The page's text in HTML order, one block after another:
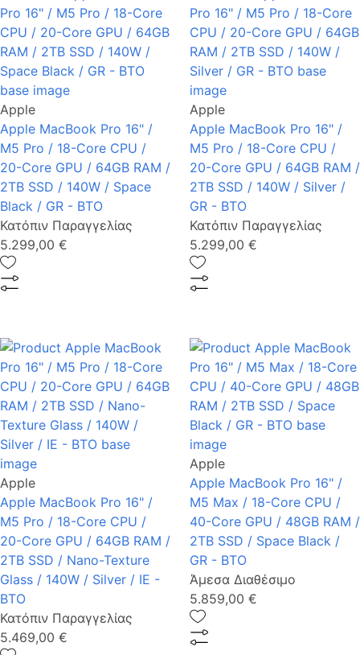
Apple
Apple MacBook Pro 16" /
M5 Pro / 18-Core CPU /
20-Core GPU / 64GB RAM /
2TB SSD / 140W / Space
Black / GR - BTO
Κατόπιν Παραγγελίας
5.299,00 €
Apple
Apple MacBook Pro 16" /
M5 Pro / 18-Core CPU /
20-Core GPU / 64GB RAM /
2TB SSD / 140W / Silver /
GR - BTO
Κατόπιν Παραγγελίας
5.299,00 €
Apple
Apple MacBook Pro 16" /
M5 Pro / 18-Core CPU /
20-Core GPU / 64GB RAM /
2TB SSD / Nano-Texture
Glass / 140W / Silver / IE -
BTO
Κατόπιν Παραγγελίας
5.469,00 €
Apple
Apple MacBook Pro 16" /
M5 Max / 18-Core CPU /
40-Core GPU / 48GB RAM /
2TB SSD / Space Black /
GR - BTO
Άμεσα Διαθέσιμο
5.859,00 €